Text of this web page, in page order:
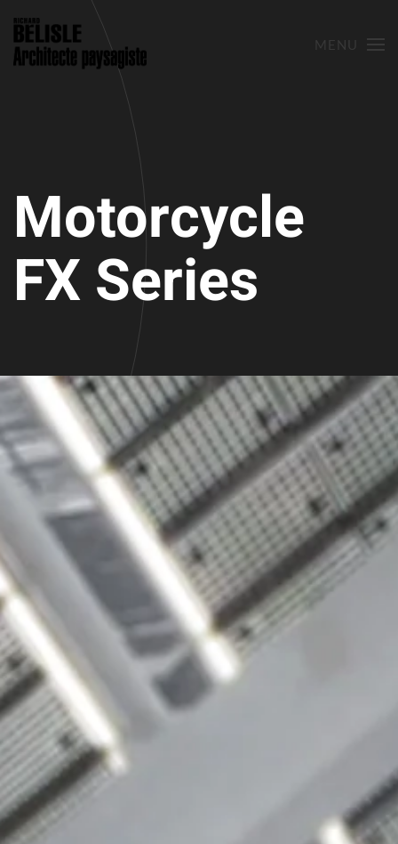
Skip to main content MENU
Motor­cycle
FX Series